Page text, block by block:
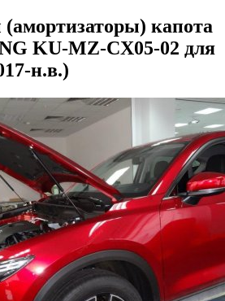
капота
KU-MZ-CX05-02 для
н.в.)